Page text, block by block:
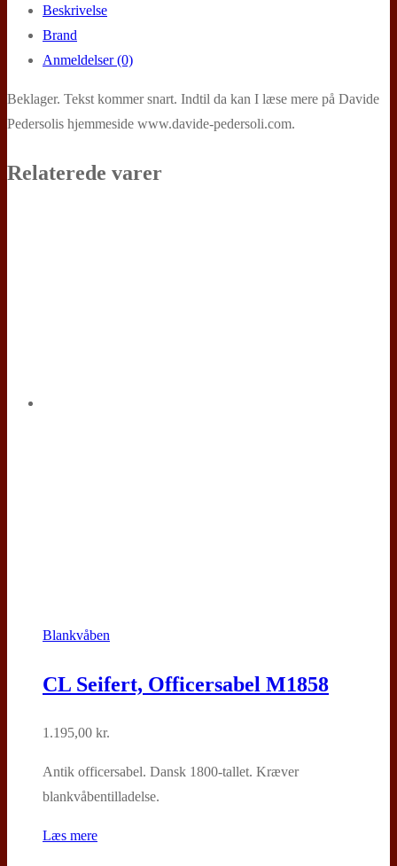
Beskrivelse
Brand
Anmeldelser (0)
Beklager. Tekst kommer snart. Indtil da kan I læse mere på Davide
Pedersolis hjemmeside www.davide-pedersoli.com.
Relaterede varer
Blankvåben
CL Seifert, Officersabel M1858
1.195,00 kr.
Antik officersabel. Dansk 1800-tallet. Kræver
blankvåbentilladelse.
Læs mere